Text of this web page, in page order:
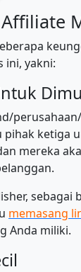
ini, yakni:
pihak ketiga
mereka
sebagai
memasang
Anda miliki.